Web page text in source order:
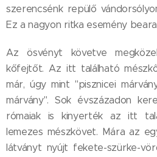
szerencsénk repülő
Ez a nagyon ritka esemény
Az ösvényt követve
kőfejtőt. Az itt található
már, úgy mint "pisznicei
márvány". Sok évszázadon
rómaiak is kinyerték az itt
lemezes mészkövet. Mára az
látványt nyújt fekete-szürke-